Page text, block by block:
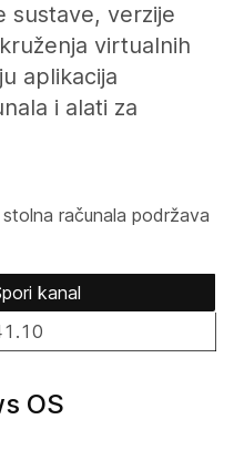
sustave, verzije
virtualnih
aplikacija
i alati za
računala podržava
kanal
OS